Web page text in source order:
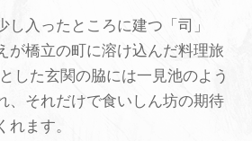
し入ったところに建つ「司」
が橋立の町に溶け込んだ料理旅
した玄関の脇には一見池のよう
、それだけで食いしん坊の期待
ます。